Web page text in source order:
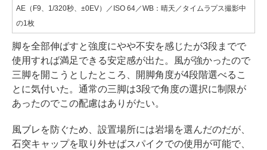
AE（F9、1/320秒、±0EV）／ISO 64／WB：晴天／タイムラプス撮影中
の1枚
脚を全部伸ばすと強度にやや不安を感じたが3段までで
使用すれば満足できる安定感が出た。風が強かったので
三脚を開こうとしたところ、開脚角度が4段階選べるこ
とに気付いた。通常の三脚は3段で角度の選択に制限が
あったのでこの配慮はありがたい。
風ブレを防ぐため、設置場所には岩場を選んだのだが、
石突キャップを取り外せばスパイクでの使用が可能で、